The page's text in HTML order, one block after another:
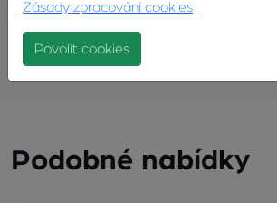
Podobné nabídky
Zásady zpracování cookies
Povolit cookies